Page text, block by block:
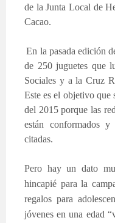
de la Junta Local de
Cacao.
En la pasada edición
de 250 juguetes que
Sociales y a la Cruz
Este es el objetivo que
del 2015 porque las
están conformados
citadas.
Pero hay un dato
hincapié para la
regalos para
jóvenes en una edad